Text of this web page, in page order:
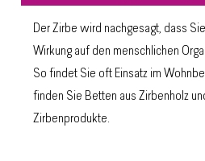
Der Zirbe wird nachgesagt, dass
Wirkung auf den menschlichen
So findet Sie oft Einsatz im
finden Sie Betten aus Zirbenholz
Zirbenprodukte.